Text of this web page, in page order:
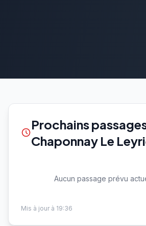
Prochains
Chaponnay Le
Aucun passage prévu
Mis à jour à 19:36